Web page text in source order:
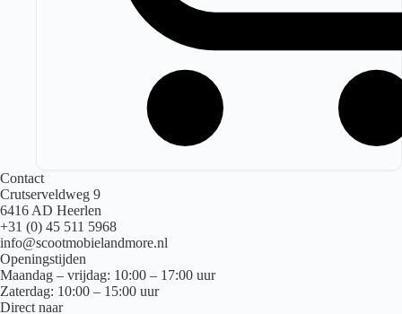
Contact
Crutserveldweg 9
6416 AD Heerlen
+31 (0) 45 511 5968
info@scootmobielandmore.nl
Openingstijden
Maandag – vrijdag: 10:00 – 17:00 uur
Zaterdag: 10:00 – 15:00 uur
Direct naar